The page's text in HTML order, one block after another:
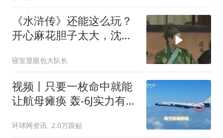
《水浒传》还能这么玩？
开心麻花胆子太大，沈
寝室显眼包大队长
视频丨只要一枚命中就能
让航母瘫痪 轰-6J实力有多
环球网资讯 2.0万跟贴